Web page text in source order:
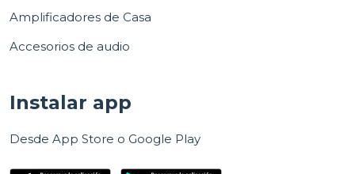
Amplificadores de Casa
Accesorios de audio
Instalar app
Desde App Store o Google Play